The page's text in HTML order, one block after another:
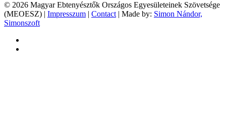
© 2026 Magyar Ebtenyésztők Országos Egyesületeinek Szövetsége
(MEOESZ) | Impresszum | Contact | Made by: Simon Nándor,
Simonszoft